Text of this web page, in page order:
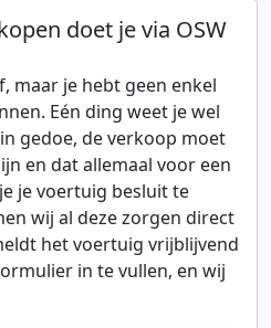
doet je via OSW
maar je hebt geen enkel
Eén ding weet je wel
gedoe, de verkoop moet
en dat allemaal voor een
je voertuig besluit te
wij al deze zorgen direct
het voertuig vrijblijvend
in te vullen, en wij